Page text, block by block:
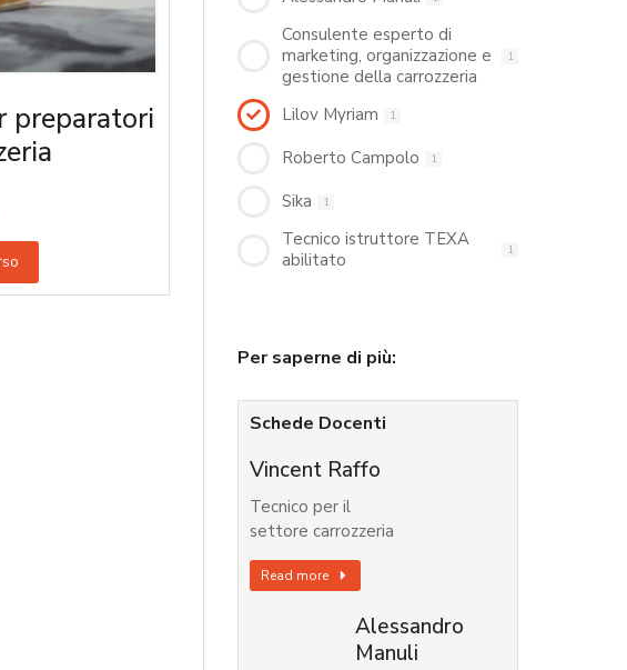
preparatori
Consulente esperto di
marketing, organizzazione e
gestione della carrozzeria
1
Lilov Myriam 1
Roberto Campolo 1
Sika 1
Tecnico istruttore TEXA
abilitato
1
Per saperne di più:
Schede Docenti
Vincent Raffo
Tecnico per il
settore carrozzeria
Read more
Alessandro
Manuli